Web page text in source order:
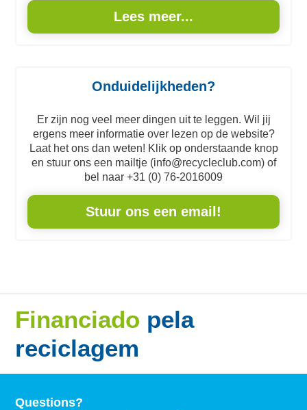
Lees meer...
Onduidelijkheden?
Er zijn nog veel meer dingen uit te leggen. Wil jij
ergens meer informatie over lezen op de website?
Laat het ons dan weten! Klik op onderstaande knop
en stuur ons een mailtje (info@recycleclub.com) of
bel naar +31 (0) 76-2016009
Stuur ons een email!
Financiado pela
reciclagem
Questions?